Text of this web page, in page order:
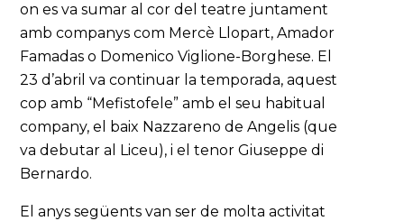
on es va sumar al cor del teatre juntament
amb companys com Mercè Llopart, Amador
Famadas o Domenico Viglione-Borghese. El
23 d’abril va continuar la temporada, aquest
cop amb “Mefistofele” amb el seu habitual
company, el baix Nazzareno de Angelis (que
va debutar al Liceu), i el tenor Giuseppe di
Bernardo.
El anys següents van ser de molta activitat